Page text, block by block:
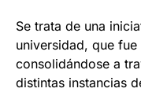
Se trata de una
universidad, que
consolidándose a
distintas instancias